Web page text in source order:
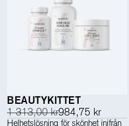
BEAUTYKITTET
1 313,00 kr984,75 kr
Helhetslösning för skönhet inifrån